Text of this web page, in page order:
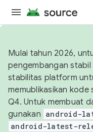
Mulai tahun 2026,
pengembangan stabil
stabilitas platform
memublikasikan kode
Q4. Untuk membuat
gunakan android-
android-latest-